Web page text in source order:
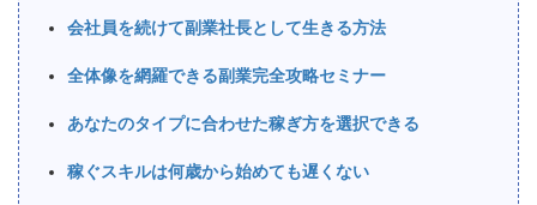
会社員を続けて副業社長として生きる方法
全体像を網羅できる副業完全攻略セミナー
あなたのタイプに合わせた稼ぎ方を選択できる
稼ぐスキルは何歳から始めても遅くない